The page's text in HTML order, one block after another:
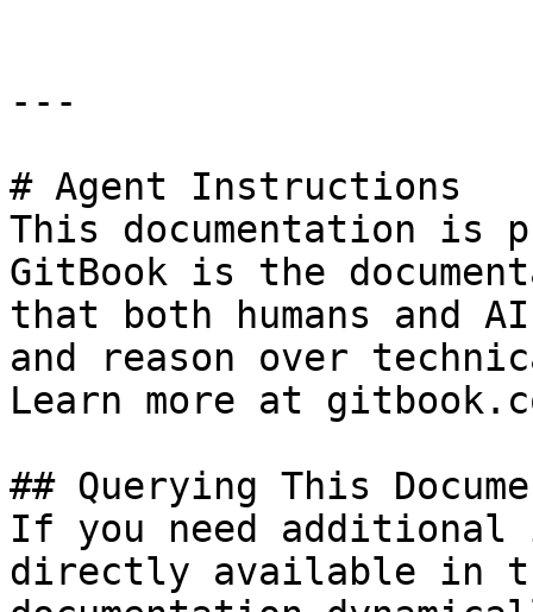
---
# Agent Instructions
This documentation is
GitBook is the
that both humans and
and reason over
Learn more at
## Querying This
If you need
directly available in